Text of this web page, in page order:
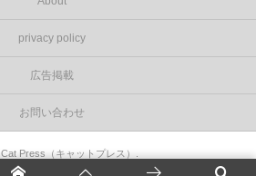
privacy policy
広告掲載
お問い合わせ
Cat Press（キャットプレス）